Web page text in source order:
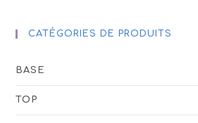
CATÉGORIES DE PRODUITS
BASE
TOP